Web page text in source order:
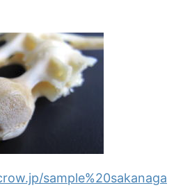
sample%20sakanaga